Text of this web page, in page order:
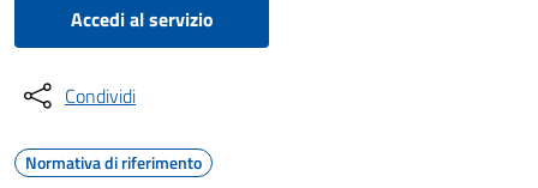
Accedi al servizio
Condividi
Normativa di riferimento